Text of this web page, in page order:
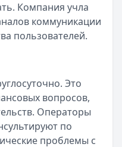
Компания учла
коммуникации
пользователей.
Это
вопросов,
Операторы
по
проблемы с